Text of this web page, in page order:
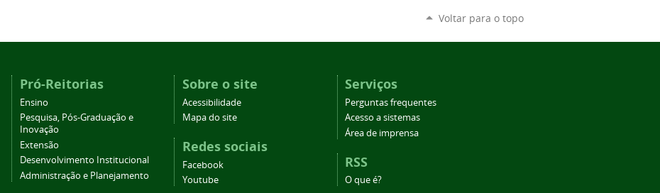
Voltar para o topo
Pró-Reitorias
Ensino
Pesquisa, Pós-Graduação e
Inovação
Extensão
Desenvolvimento Institucional
Administração e Planejamento
Sobre o site
Acessibilidade
Mapa do site
Redes sociais
Facebook
Youtube
Serviços
Perguntas frequentes
Acesso a sistemas
Área de imprensa
RSS
O que é?